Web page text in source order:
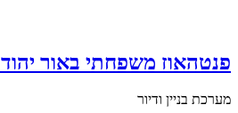
פנטהאוז משפחתי באור
מערכת בניין ודיור